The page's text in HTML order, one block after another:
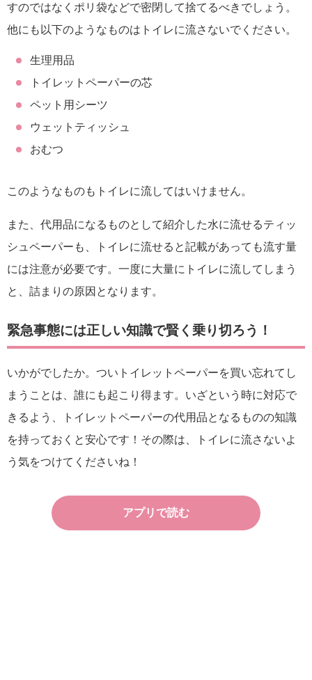
すのではなくポリ袋などで密閉して捨てるべきでしょう。
他にも以下のようなものはトイレに流さないでください。
生理用品
トイレットペーパーの芯
ペット用シーツ
ウェットティッシュ
おむつ
このようなものもトイレに流してはいけません。
また、代用品になるものとして紹介した水に流せるティッ
シュペーパーも、トイレに流せると記載があっても流す量
には注意が必要です。一度に大量にトイレに流してしまう
と、詰まりの原因となります。
緊急事態には正しい知識で賢く乗り切ろう！
いかがでしたか。ついトイレットペーパーを買い忘れてし
まうことは、誰にも起こり得ます。いざという時に対応で
きるよう、トイレットペーパーの代用品となるものの知識
を持っておくと安心です！その際は、トイレに流さないよ
う気をつけてくださいね！
アプリで読む